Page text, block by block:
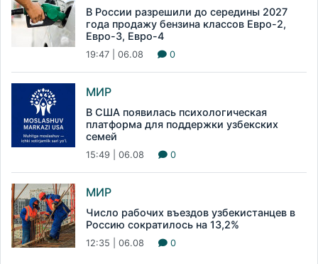
В России разрешили до середины 2027
года продажу бензина классов Евро-2,
Евро-3, Евро-4
19:47 | 06.08 0
МИР
В США появилась психологическая
платформа для поддержки узбекских
семей
15:49 | 06.08 0
МИР
Число рабочих въездов узбекистанцев в
Россию сократилось на 13,2%
12:35 | 06.08 0